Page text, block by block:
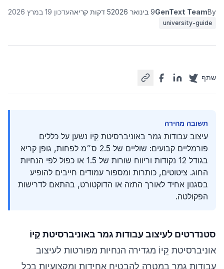
By
GenText Team9 בינואר 2026 5 דקות קריאה עדכון 19 במרץ 2026
university-guide
שתף
תשובה מהירה
עיצוב עבודות גמר באוניברסיטת קֵיוֹ נשען על כללים
פורמליים קבועים: שוליים של 2.5 ס״מ לפחות, גופן קריא
בגודל 12 נקודות וריווח שורות של 1.5 או כפול לפי הנחיות
החוג. ציטוטים, כותרות ומספור עמודים חייבים להופיע
בסגנון אחיד לאורך התזה או הדוקטורט, בהתאם לדרישות
הפקולטה.
סטנדרטים לעיצוב עבודות גמר באוניברסיטת קֵיוֹ
אוניברסיטת קֵיוֹ מגדירה הנחיות מפורטות לעיצוב
עבודות גמר במטרה להבטיח אחידות ומקצועיות בכל